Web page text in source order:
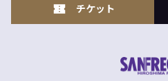
チケット